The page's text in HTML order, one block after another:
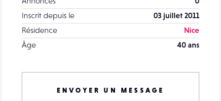
Inscrit depuis le
03 juillet 2011
Résidence
Nice
Âge
40 ans
ENVOYER UN MESSAGE